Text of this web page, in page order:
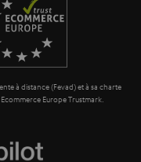
à distance (Fevad) et à sa charte
Europe Trustmark.